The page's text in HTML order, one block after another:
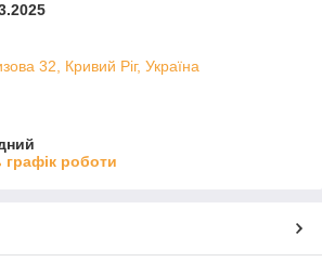
32, Кривий Ріг, Україна
графік роботи